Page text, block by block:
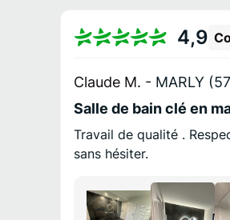
4,9
Claude M. - MARLY
Salle de bain clé en
Travail de qualité .
sans hésiter.